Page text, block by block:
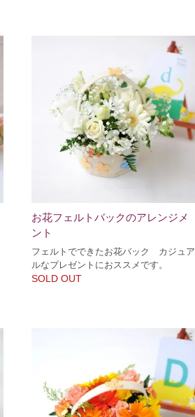
お花フェルトバックのアレンジメ
ント
フェルトでできたお花バック カジュア
ルなプレゼントにおススメです。
SOLD OUT